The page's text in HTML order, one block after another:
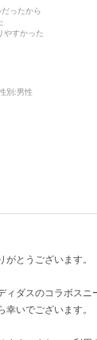
ったから
すかった
別:男性
とうございます。
ィダスのコラボス
いでございます。